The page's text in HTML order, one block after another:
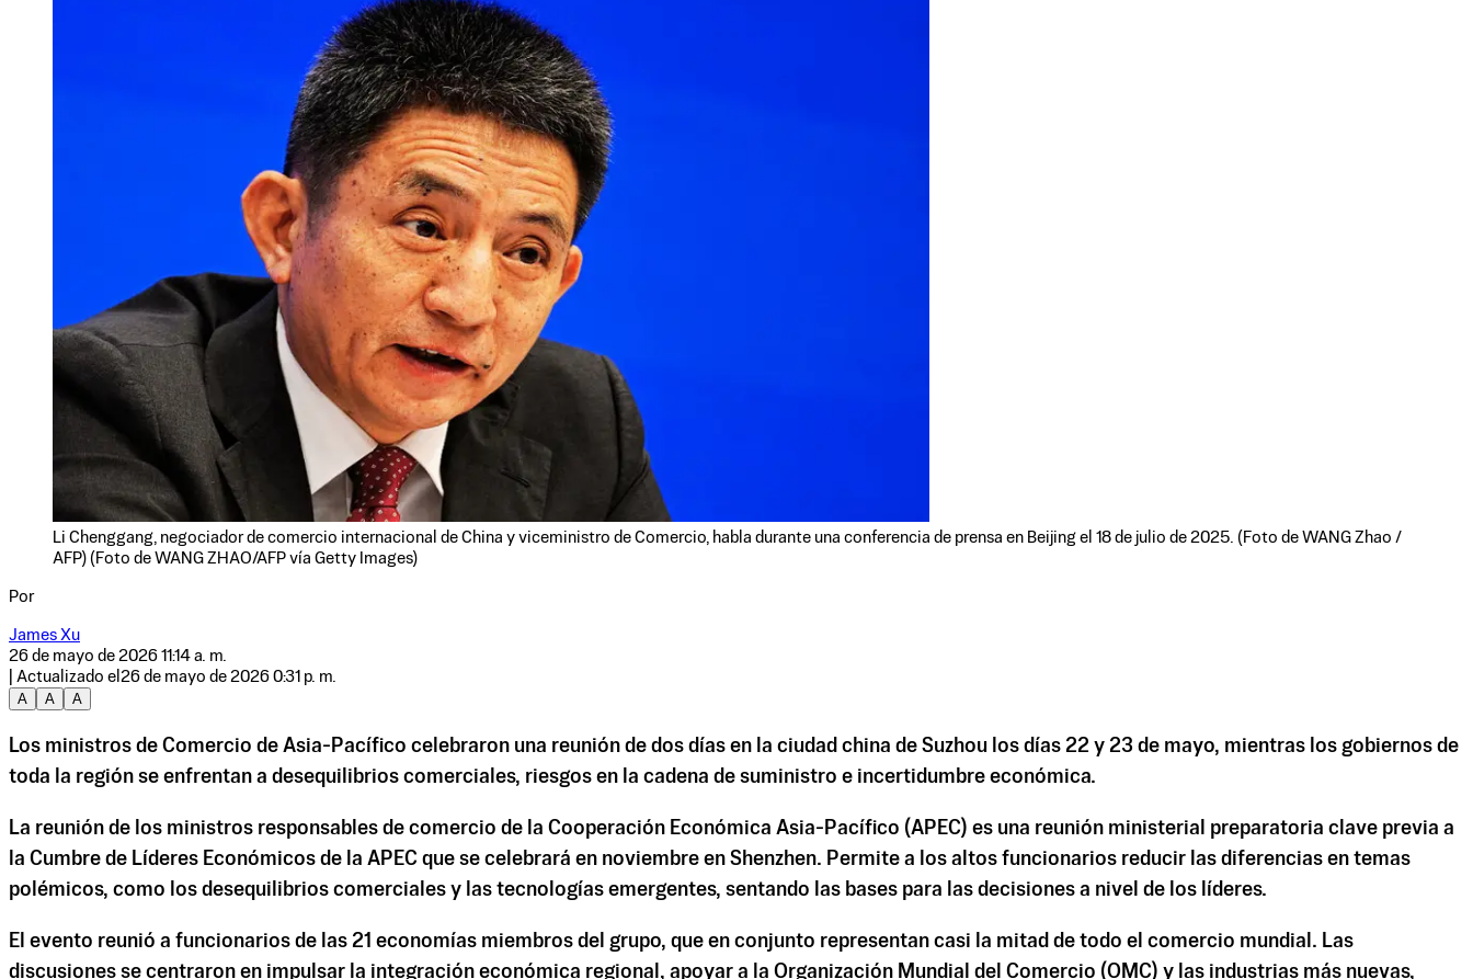
Li Chenggang, negociador de comercio internacional de China y viceministro de Comercio, habla durante una conferencia de prensa en Beijing el 18 de julio de 2025. (Foto de WANG Zhao /
AFP) (Foto de WANG ZHAO/AFP vía Getty Images)
Por
James Xu
26 de mayo de 2026 11:14 a. m.
| Actualizado el 26 de mayo de 2026 0:31 p. m.
A
A A
Los ministros de Comercio de Asia-Pacífico celebraron una reunión de dos días en la ciudad china de Suzhou los días 22 y 23 de mayo, mientras los gobiernos de
toda la región se enfrentan a desequilibrios comerciales, riesgos en la cadena de suministro e incertidumbre económica.
La reunión de los ministros responsables de comercio de la Cooperación Económica Asia-Pacífico (APEC) es una reunión ministerial preparatoria clave previa a
la Cumbre de Líderes Económicos de la APEC que se celebrará en noviembre en Shenzhen. Permite a los altos funcionarios reducir las diferencias en temas
polémicos, como los desequilibrios comerciales y las tecnologías emergentes, sentando las bases para las decisiones a nivel de los líderes.
El evento reunió a funcionarios de las 21 economías miembros del grupo, que en conjunto representan casi la mitad de todo el comercio mundial. Las
discusiones se centraron en impulsar la integración económica regional, apoyar a la Organización Mundial del Comercio (OMC) y las industrias más nuevas,